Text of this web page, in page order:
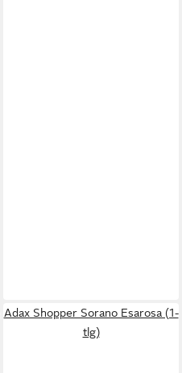
Adax Shopper Sorano Esarosa (1-
tlg)